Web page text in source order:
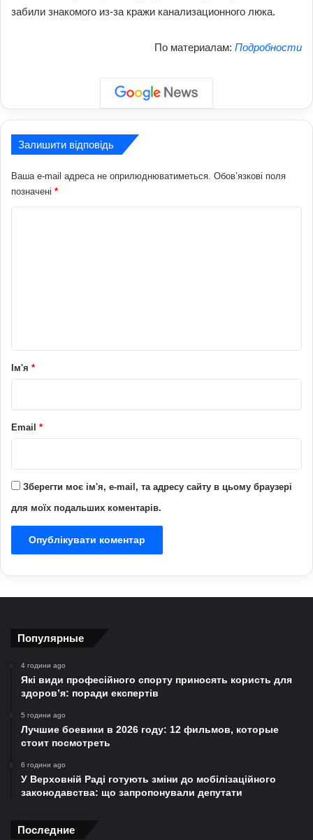
забили знакомого из-за кражи канализационного люка.
По материалам: Подробности
Залишити відповідь
Ваша e-mail адреса не оприлюднюватиметься. Обов’язкові поля
позначені *
рІм'я *
Email *
Зберегти моє ім'я, e-mail, та адресу сайту в цьому браузері
для моїх подальших коментарів.
Популярные
4 години ago
Які види професійного спорту приносять користь для
здоров’я: поради експертів
5 години ago
Лучшие боевики в 2026 году: 12 фильмов, которые
стоит посмотреть
6 години ago
У Верховній Раді готують зміни до мобілізаційного
законодавства: що запропонували депутати
Последние